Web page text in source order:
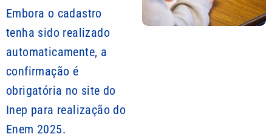
Embora o cadastro
tenha sido realizado
automaticamente, a
confirmação é
obrigatória no site do
Inep para realização do
Enem 2025.